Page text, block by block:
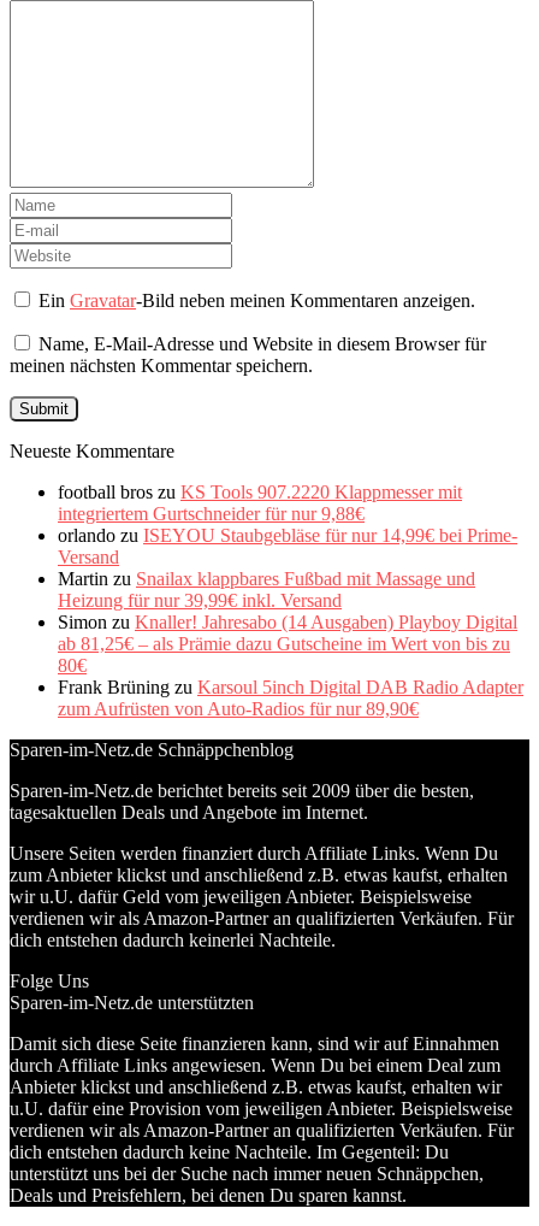
EinGravatar-Bild neben meinen Kommentaren anzeigen.
Name, E-Mail-Adresse und Website in diesem Browser für
meinen nächsten Kommentar speichern.
Neueste Kommentare
football bros zu KS Tools 907.2220 Klappmesser mit
integriertem Gurtschneider für nur 9,88€
orlando zu ISEYOU Staubgebläse für nur 14,99€ bei Prime-
Versand
Martin zu Snailax klappbares Fußbad mit Massage und
Heizung für nur 39,99€ inkl. Versand
Simon zu Knaller! Jahresabo (14 Ausgaben) Playboy Digital
ab 81,25€ – als Prämie dazu Gutscheine im Wert von bis zu
80€
Frank Brüning zu Karsoul 5inch Digital DAB Radio Adapter
zum Aufrüsten von Auto-Radios für nur 89,90€
Sparen-im-Netz.de Schnäppchenblog
Sparen-im-Netz.de berichtet bereits seit 2009 über die besten,
tagesaktuellen Deals und Angebote im Internet.
Unsere Seiten werden finanziert durch Affiliate Links. Wenn Du
zum Anbieter klickst und anschließend z.B. etwas kaufst, erhalten
wir u.U. dafür Geld vom jeweiligen Anbieter. Beispielsweise
verdienen wir als Amazon-Partner an qualifizierten Verkäufen. Für
dich entstehen dadurch keinerlei Nachteile.
Folge Uns
Sparen-im-Netz.de unterstützten
Damit sich diese Seite finanzieren kann, sind wir auf Einnahmen
durch Affiliate Links angewiesen. Wenn Du bei einem Deal zum
Anbieter klickst und anschließend z.B. etwas kaufst, erhalten wir
u.U. dafür eine Provision vom jeweiligen Anbieter. Beispielsweise
verdienen wir als Amazon-Partner an qualifizierten Verkäufen. Für
dich entstehen dadurch keine Nachteile. Im Gegenteil: Du
unterstützt uns bei der Suche nach immer neuen Schnäppchen,
Deals und Preisfehlern, bei denen Du sparen kannst.